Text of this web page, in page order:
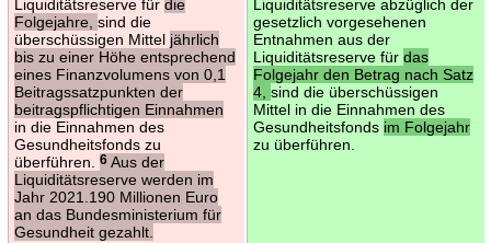
Liquiditätsreserve für die
Folgejahre, sind die
überschüssigen Mittel jährlich
bis zu einer Höhe entsprechend
eines Finanzvolumens von 0,1
Beitragssatzpunkten der
beitragspflichtigen Einnahmen
in die Einnahmen des
Gesundheitsfonds zu
überführen.
6Aus der
Liquiditätsreserve werden im
Jahr 2021.190 Millionen Euro
an das Bundesministerium für
Gesundheit gezahlt.
Liquiditätsreserve abzüglich der
gesetzlich vorgesehenen
Entnahmen aus der
Liquiditätsreserve für das
Folgejahr den Betrag nach Satz
4, sind die überschüssigen
Mittel in die Einnahmen des
Gesundheitsfonds im Folgejahr
zu überführen.